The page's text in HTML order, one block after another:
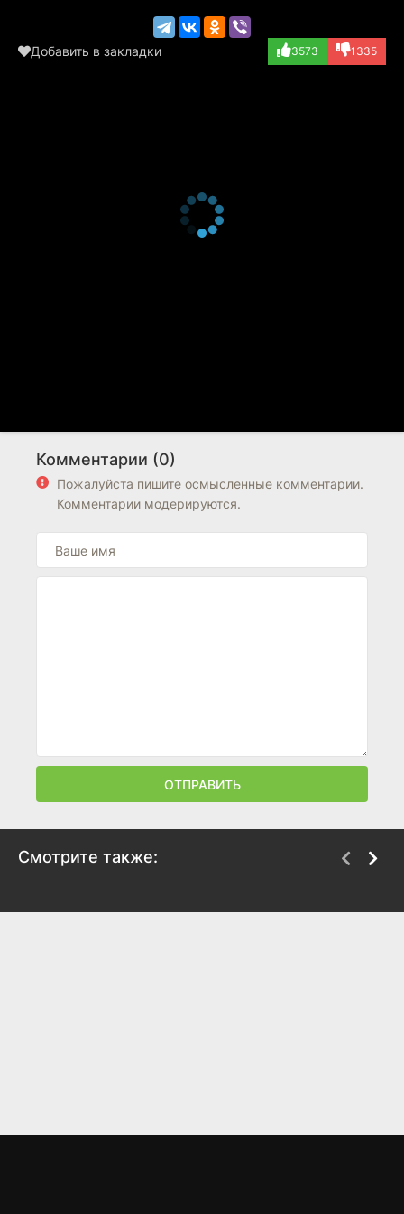
Добавить в закладки 3573 1335
Комментарии (0)
Пожалуйста пишите осмысленные комментарии.
Комментарии модерируются.
ОТПРАВИТЬ
Смотрите также: